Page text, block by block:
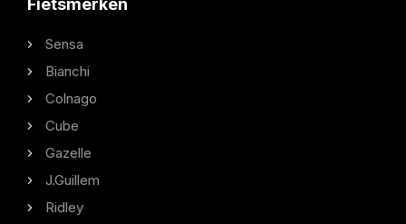
Fietsmerken
Sensa
Bianchi
Colnago
Cube
Gazelle
J.Guillem
Ridley